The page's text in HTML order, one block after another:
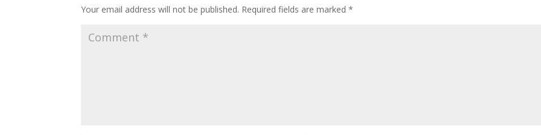
Your email address will not be published. Required fields are marked*